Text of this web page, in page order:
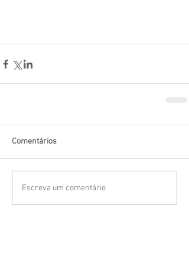
Comentários
Escreva um comentário